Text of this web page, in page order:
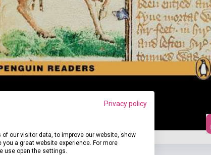
Privacy policy
our visitor data, to improve our website, show
a great website experience. For more
use open the settings.